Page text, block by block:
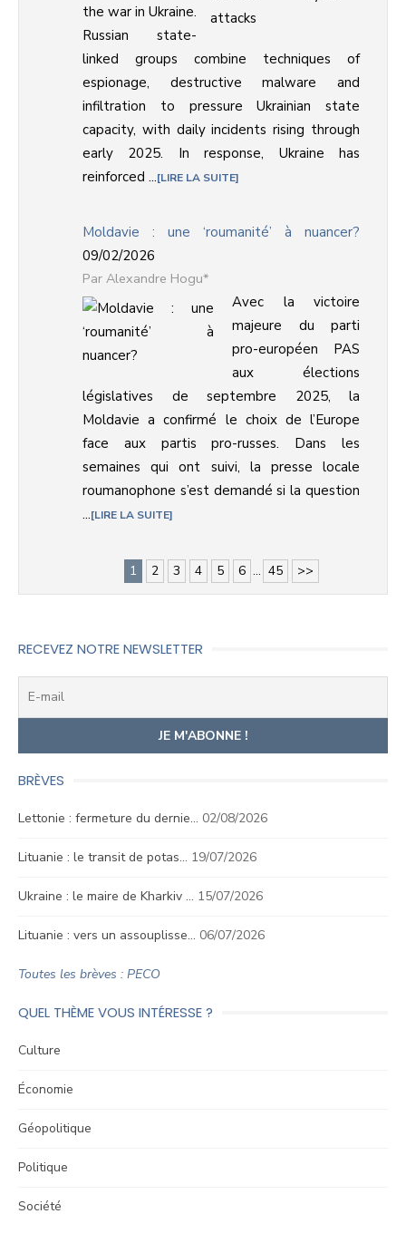
the war in Ukraine.
Russian state-
linked groups combine techniques of
espionage, destructive malware and
infiltration to pressure Ukrainian state
capacity, with daily incidents rising through
early 2025. In response, Ukraine has
reinforced ... LIRE LA SUITE
Moldavie : une ‘roumanité’ à nuancer?
09/02/2026
Alexandre Hogu*
Avec la victoire
majeure du parti
pro-européen PAS
aux élections
législatives de septembre 2025, la
Moldavie a confirmé le choix de l’Europe
face aux partis pro-russes. Dans les
semaines qui ont suivi, la presse locale
roumanophone s’est demandé si la question
... LIRE LA SUITE
1 2 3 4 5 6 ... 45 >>
RECEVEZ NOTRE NEWSLETTER
BRÈVES
Lettonie : fermeture du dernie… 02/08/2026
Lituanie : le transit de potas… 19/07/2026
Ukraine : le maire de Kharkiv … 15/07/2026
Lituanie : vers un assouplisse… 06/07/2026
Toutes les brèves : PECO
QUEL THÈME VOUS INTÉRESSE ?
Culture
Économie
Géopolitique
Politique
Société